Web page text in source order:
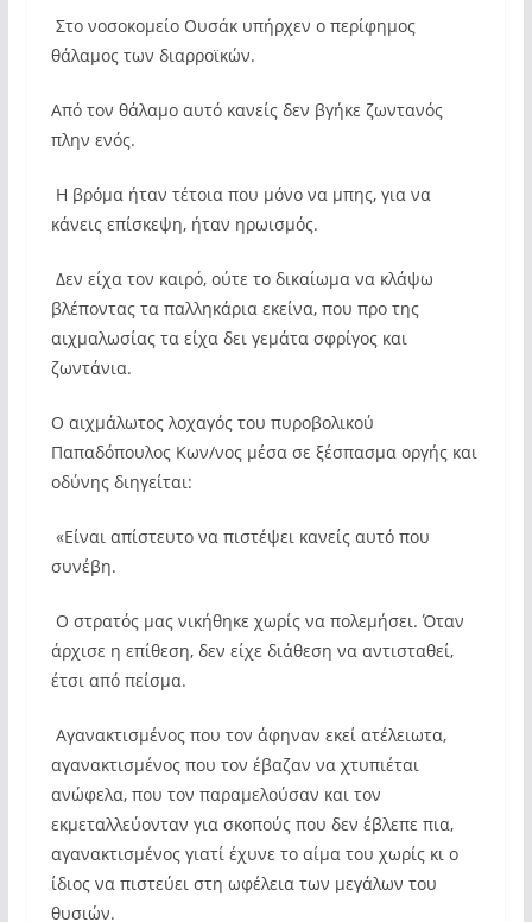
Στο νοσοκομείο Ουσάκ υπήρχεν ο περίφημος
θάλαμος των διαρροϊκών.
Από τον θάλαμο αυτό κανείς δεν βγήκε ζωντανός
πλην ενός.
Η βρόμα ήταν τέτοια που μόνο να μπης, για να
κάνεις επίσκεψη, ήταν ηρωισμός.
Δεν είχα τον καιρό, ούτε το δικαίωμα να κλάψω
βλέποντας τα παλληκάρια εκείνα, που προ της
αιχμαλωσίας τα είχα δει γεμάτα σφρίγος και
ζωντάνια.
Ο αιχμάλωτος λοχαγός του πυροβολικού
Παπαδόπουλος Κων/νος μέσα σε ξέσπασμα οργής και
οδύνης διηγείται:
«Είναι απίστευτο να πιστέψει κανείς αυτό που
συνέβη.
Ο στρατός μας νικήθηκε χωρίς να πολεμήσει. Όταν
άρχισε η επίθεση, δεν είχε διάθεση να αντισταθεί,
έτσι από πείσμα.
Αγανακτισμένος που τον άφηναν εκεί ατέλειωτα,
αγανακτισμένος που τον έβαζαν να χτυπιέται
ανώφελα, που τον παραμελούσαν και τον
εκμεταλλεύονταν για σκοπούς που δεν έβλεπε πια,
αγανακτισμένος γιατί έχυνε το αίμα του χωρίς κι ο
ίδιος να πιστεύει στη ωφέλεια των μεγάλων του
θυσιών.